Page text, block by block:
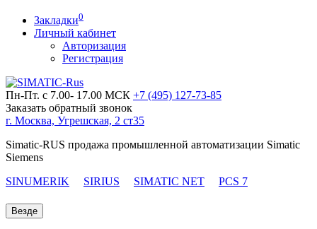
Закладки0
Личный кабинет
Авторизация
Регистрация
Пн-Пт. с 7.00- 17.00 МСК +7 (495) 127-73-85
Заказать обратный звонок
г. Москва, Угрешская, 2 ст35
Simatic-RUS продажа промышленной автоматизации Simatic
Siemens
SINUMERIK
SIRIUS SIMATIC NET PCS 7
Везде